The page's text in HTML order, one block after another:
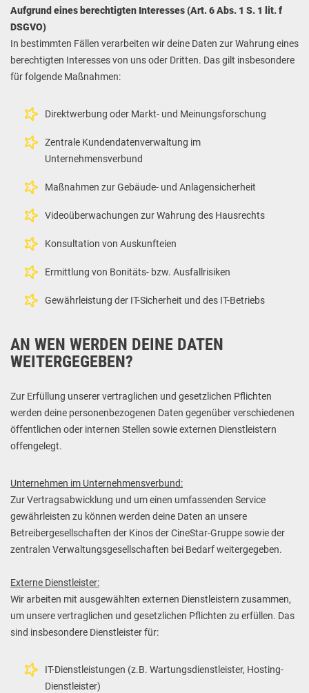
Aufgrund eines berechtigten Interesses (Art. 6 Abs. 1 S. 1 lit. f
DSGVO)
In bestimmten Fällen verarbeiten wir deine Daten zur Wahrung eines
berechtigten Interesses von uns oder Dritten. Das gilt insbesondere
für folgende Maßnahmen:
Direktwerbung oder Markt- und Meinungsforschung
Zentrale Kundendatenverwaltung im
Unternehmensverbund
Maßnahmen zur Gebäude- und Anlagensicherheit
Videoüberwachungen zur Wahrung des Hausrechts
Konsultation von Auskunfteien
Ermittlung von Bonitäts- bzw. Ausfallrisiken
Gewährleistung der IT-Sicherheit und des IT-Betriebs
AN WEN WERDEN DEINE DATEN
WEITERGEGEBEN?
Zur Erfüllung unserer vertraglichen und gesetzlichen Pflichten
werden deine personenbezogenen Daten gegenüber verschiedenen
öffentlichen oder internen Stellen sowie externen Dienstleistern
offengelegt.
Unternehmen im Unternehmensverbund:
Zur Vertragsabwicklung und um einen umfassenden Service
gewährleisten zu können werden deine Daten an unsere
Betreibergesellschaften der Kinos der CineStar-Gruppe sowie der
zentralen Verwaltungsgesellschaften bei Bedarf weitergegeben.
Externe Dienstleister:
Wir arbeiten mit ausgewählten externen Dienstleistern zusammen,
um unsere vertraglichen und gesetzlichen Pflichten zu erfüllen. Das
sind insbesondere Dienstleister für:
IT-Dienstleistungen (z.B. Wartungsdienstleister, Hosting-
Dienstleister)